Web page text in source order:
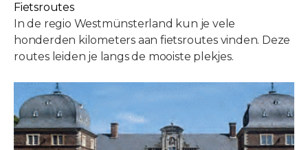
Fietsroutes
In de regio Westmünsterland kun je vele
honderden kilometers aan fietsroutes vinden. Deze
routes leiden je langs de mooiste plekjes.